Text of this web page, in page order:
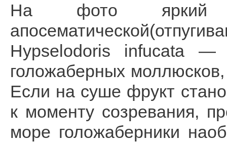
На фото яркий
Hypselodoris infucata
голожаберных
Если на суше фрукт
к моменту созревания,
море голожаберники